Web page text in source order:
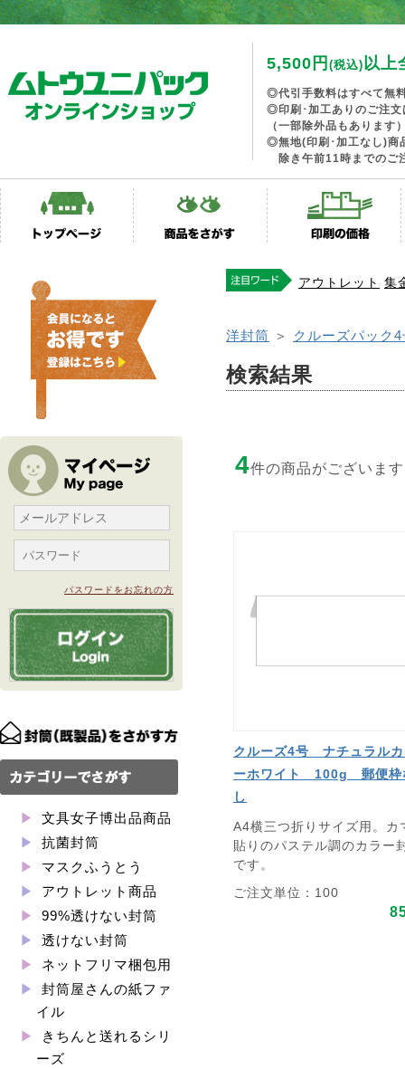
5,500円 (税込)以上
◎代引手数料はすべて無
◎印刷･加工ありのご注文
（一部除外品もあります
◎無地(印刷･加工なし)商
除き午前11時までのご
パスワードをお忘れの方
文具女子博出品商品
抗菌封筒
マスクふうとう
アウトレット商品
99%透けない封筒
透けない封筒
ネットフリマ梱包用
封筒屋さんの紙ファ
イル
きちんと送れるシリ
ーズ
アウトレット 集
洋封筒 ＞ クルーズパック4
検索結果
4件の商品がございま
クルーズ4号 ナチュラル
ーホワイト 100g 郵便枠
し
A4横三つ折りサイズ用。カ
貼りのパステル調のカラー
です。
ご注文単位：100